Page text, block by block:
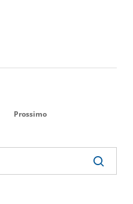
Prossimo